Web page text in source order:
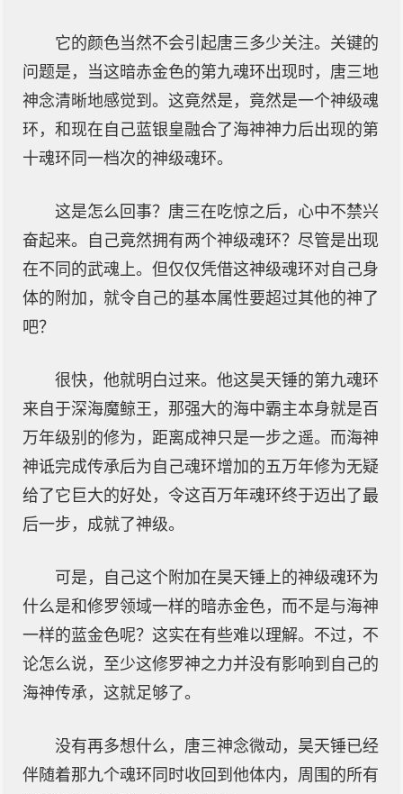
它的颜色当然不会引起唐三多少关注。关键的
问题是，当这暗赤金色的第九魂环出现时，唐三地
神念清晰地感觉到。这竟然是，竟然是一个神级魂
环，和现在自己蓝银皇融合了海神神力后出现的第
十魂环同一档次的神级魂环。
这是怎么回事？唐三在吃惊之后，心中不禁兴
奋起来。自己竟然拥有两个神级魂环？尽管是出现
在不同的武魂上。但仅仅凭借这神级魂环对自己身
体的附加，就令自己的基本属性要超过其他的神了
吧？
很快，他就明白过来。他这昊天锤的第九魂环
来自于深海魔鲸王，那强大的海中霸主本身就是百
万年级别的修为，距离成神只是一步之遥。而海神
神诋完成传承后为自己魂环增加的五万年修为无疑
给了它巨大的好处，令这百万年魂环终于迈出了最
后一步，成就了神级。
可是，自己这个附加在昊天锤上的神级魂环为
什么是和修罗领域一样的暗赤金色，而不是与海神
一样的蓝金色呢？这实在有些难以理解。不过，不
论怎么说，至少这修罗神之力并没有影响到自己的
海神传承，这就足够了。
没有再多想什么，唐三神念微动，昊天锤已经
伴随着那九个魂环同时收回到他体内，周围的所有